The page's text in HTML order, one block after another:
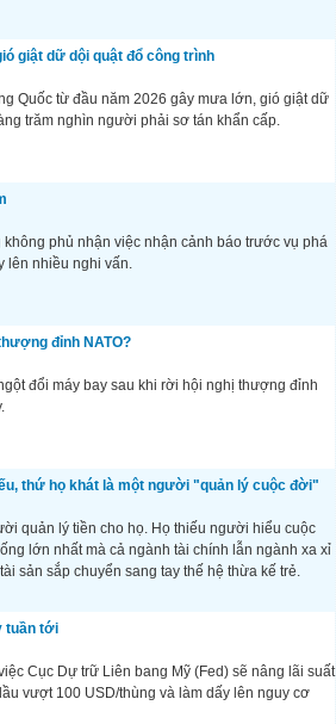
giật dữ dội quật đổ công trình
Quốc từ đầu năm 2026 gây mưa lớn, gió giật dữ
trăm nghìn người phải sơ tán khẩn cấp.
phủ nhận việc nhận cảnh báo trước vụ phá
lên nhiều nghi vấn.
đỉnh NATO?
đổi máy bay sau khi rời hội nghị thượng đỉnh
thứ họ khát là một người "quản lý cuộc đời"
quản lý tiền cho họ. Họ thiếu người hiểu cuộc
lớn nhất mà cả ngành tài chính lẫn ngành xa xỉ
sản sắp chuyển sang tay thế hệ thừa kế trẻ.
tuần tới
Cục Dự trữ Liên bang Mỹ (Fed) sẽ nâng lãi suất
vượt 100 USD/thùng và làm dấy lên nguy cơ